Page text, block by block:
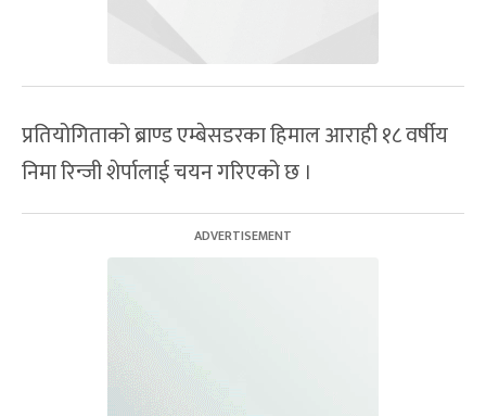
प्रतियोगिताको ब्राण्ड एम्बेसडरका हिमाल आराही १८ वर्षीय
निमा रिन्जी शेर्पालाई चयन गरिएको छ ।